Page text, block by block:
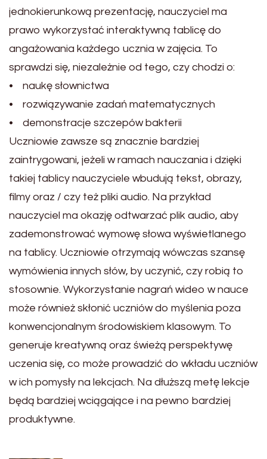
jednokierunkową prezentację, nauczyciel ma
prawo wykorzystać interaktywną tablicę do
angażowania każdego ucznia w zajęcia. To
sprawdzi się, niezależnie od tego, czy chodzi o:
• naukę słownictwa
• rozwiązywanie zadań matematycznych
• demonstracje szczepów bakterii
Uczniowie zawsze są znacznie bardziej
zaintrygowani, jeżeli w ramach nauczania i dzięki
takiej tablicy nauczyciele wbudują tekst, obrazy,
filmy oraz / czy też pliki audio. Na przykład
nauczyciel ma okazję odtwarzać plik audio, aby
zademonstrować wymowę słowa wyświetlanego
na tablicy. Uczniowie otrzymają wówczas szansę
wymówienia innych słów, by uczynić, czy robią to
stosownie. Wykorzystanie nagrań wideo w nauce
może również skłonić uczniów do myślenia poza
konwencjonalnym środowiskiem klasowym. To
generuje kreatywną oraz świeżą perspektywę
uczenia się, co może prowadzić do wkładu uczniów
w ich pomysły na lekcjach. Na dłuższą metę lekcje
będą bardziej wciągające i na pewno bardziej
produktywne.